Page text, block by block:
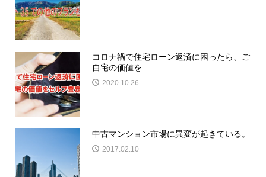
コロナ禍で住宅ローン返済に困ったら、ご
自宅の価値を...
2020.10.26
中古マンション市場に異変が起きている。
2017.02.10